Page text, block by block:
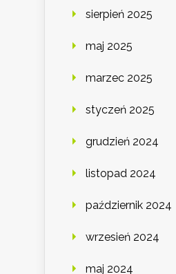
sierpień 2025
maj 2025
marzec 2025
styczeń 2025
grudzień 2024
listopad 2024
październik 2024
wrzesień 2024
maj 2024